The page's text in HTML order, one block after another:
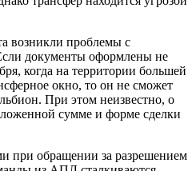
возникли проблемы с
документы оформлены не
когда на территории большей
окно, то он не сможет
При этом неизвестно, о
сумме и форме сделки
при обращении за разрешением